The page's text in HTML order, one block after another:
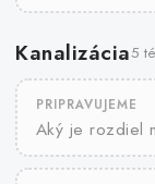
Kanalizácia5
PRIPRAVUJEME
Aký je rozdiel